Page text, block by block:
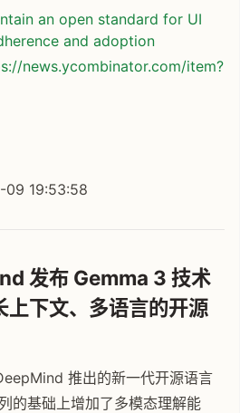
an open standard for UI
and adoption
news.ycombinator.com/item?
09 19:53:58
发布 Gemma 3 技术
上下文、多语言的开源
推出的新一代开源语言
的基础上增加了多模态理解能